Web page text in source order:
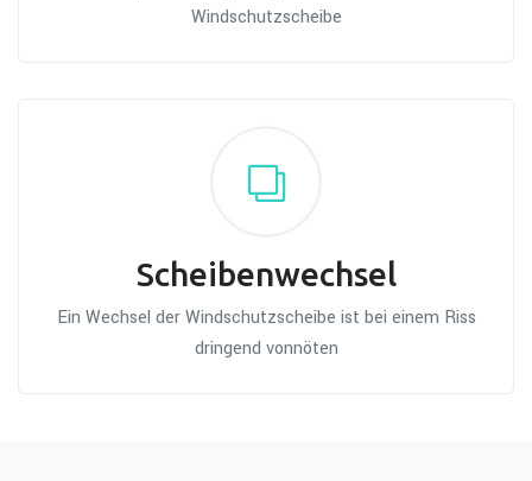
Windschutzscheibe
Scheibenwechsel
Ein Wechsel der Windschutzscheibe ist bei einem Riss
dringend vonnöten